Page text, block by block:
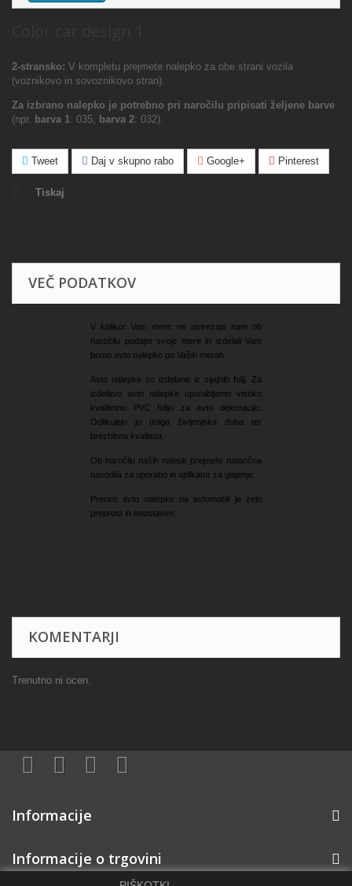
2-stransko: V kompletu prejmete nalepko za obe strani vozila
(voznikovo in sovoznikovo stran).
Za izbrano nalepko je potrebno pri naročilu pripisati željene barve
(npr. barva 1: 035, barva 2: 032).
Tweet Daj v skupno rabo Google+ Pinterest
Tiskaj
VEČ PODATKOV
V kolikor Vam mere ne ustrezajo nam ob
naročilu podajte svoje mere in izdelali Vam
bomo avto nalepko po Vaših merah.
Avto nalepke so izdelane iz sijajnih folij. Za
izdelavo avto nalepke uporabljamo visoko
kvalitetno PVC folijo za avto dekoracijo.
Odlikujejo jo dolga življenjska doba ter
brezhibna kvaliteta.
Ob naročilu naših nalepk prejmete natančna
navodila za uporabo in aplikator za glajenje.
Prenos avto nalepke na avtomobil je zelo
preprost in enostaven.
KOMENTARJI
Trenutno ni ocen.
Informacije
Informacije o trgovini